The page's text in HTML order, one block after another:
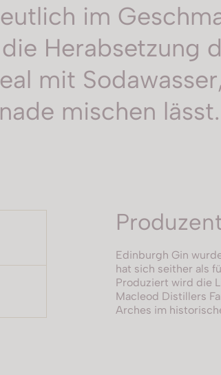
im
Herabsetzung
mit
mischen lässt.
Edinburgh Gin
hat sich seither als
Produziert wird die
Macleod Distillers
Arches im